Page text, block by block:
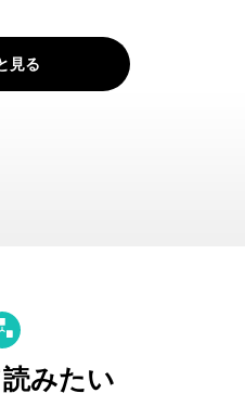
見る
みたい